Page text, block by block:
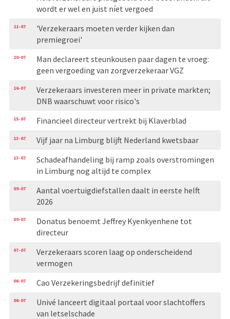
wordt er wel en juist níet vergoed
21-07
'Verzekeraars moeten verder kijken dan
premiegroei'
20-07
Man declareert steunkousen paar dagen te vroeg:
geen vergoeding van zorgverzekeraar VGZ
16-07
Verzekeraars investeren meer in private markten;
DNB waarschuwt voor risico's
15-07 Financieel directeur vertrekt bij Klaverblad
13-07 Vijf jaar na Limburg blijft Nederland kwetsbaar
13-07
Schadeafhandeling bij ramp zoals overstromingen
in Limburg nog altijd te complex
09-07
Aantal voertuigdiefstallen daalt in eerste helft
2026
09-07
Donatus benoemt Jeffrey Kyenkyenhene tot
directeur
07-07
Verzekeraars scoren laag op onderscheidend
vermogen
06-07 Cao Verzekeringsbedrijf definitief
06-07
Univé lanceert digitaal portaal voor slachtoffers
van letselschade